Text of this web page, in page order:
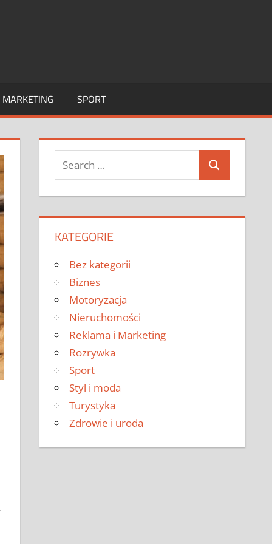
SPORT
Search
for:
Search
KATEGORIE
Bez kategorii
Biznes
Motoryzacja
Nieruchomości
Reklama i Marketing
Rozrywka
Sport
Styl i moda
Turystyka
Zdrowie i uroda